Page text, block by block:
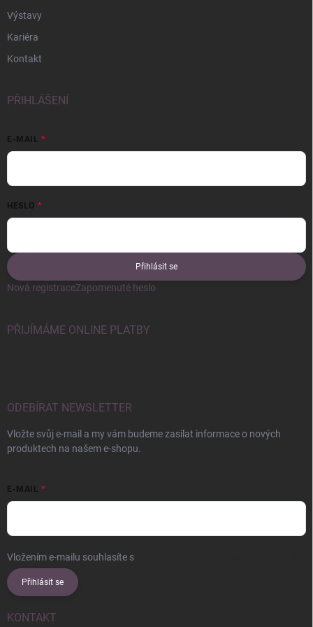
Výstavy
Kariéra
Kontakt
PŘIHLÁŠENÍ
E-MAIL
HESLO
Přihlásit se
Nová registraceZapomenuté heslo
PŘIJÍMÁME ONLINE PLATBY
ODEBÍRAT NEWSLETTER
Vložte svůj e-mail a my vám budeme zasílat informace o nových
produktech na našem e-shopu.
E-MAIL
Vložením e-mailu souhlasíte s
Přihlásit se
KONTAKT